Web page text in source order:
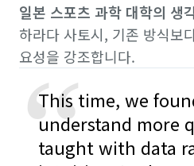
일본 스포츠 과학 대학의 생
하라다 사토시, 기존 방식보
요성을 강조합니다.
“
This time, we
understand more
taught with data